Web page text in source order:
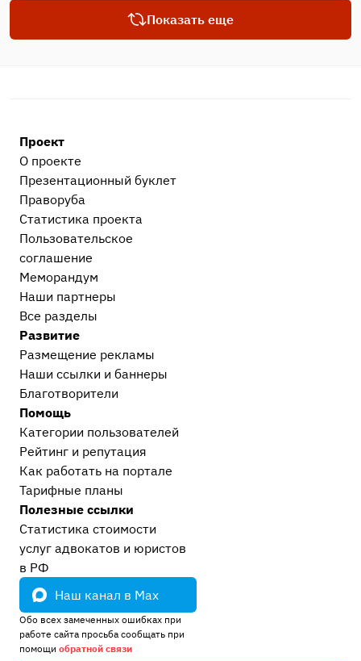
Показать еще
Проект
О проекте
Презентационный букл​ет
Праворуба
Статистика проекта
Пользовательское
соглашение
Меморандум
Наши партнеры
Все разделы
Развитие
Размещение рекламы
Наши ссылки и баннеры
Благотворители
Помощь
Категории пользователей
Рейтинг и репутация
Как работать на портале
Тарифные планы
Полезные ссылки
Статистика стоимости
услуг адвокатов и юристов
в РФ
Наш канал в Max
Обо всех замеченных ошибках при
работе сайта просьба сообщать при
помощи обратной связи